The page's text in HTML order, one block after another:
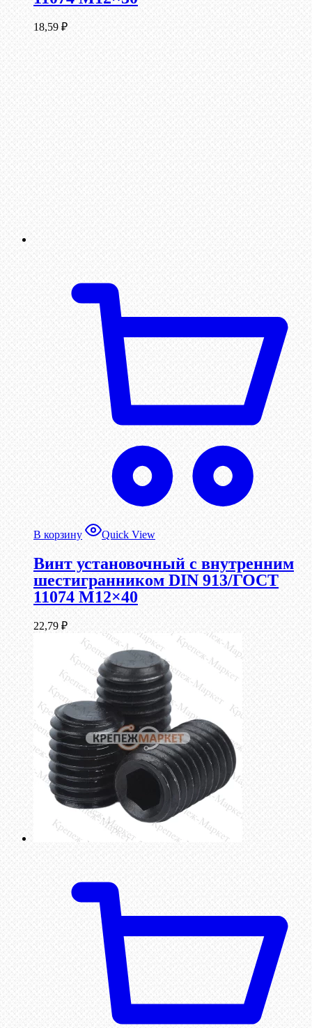
18,59 ₽
В корзину Quick View
Винт установочный с внутренним
шестигранником DIN 913/ГОСТ
11074 М12×40
22,79 ₽